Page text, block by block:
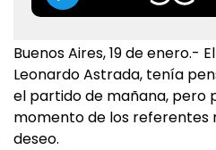
Buenos Aires, 19 de enero.-
Leonardo Astrada, tenía
el partido de mañana, pero
momento de los referentes
deseo.